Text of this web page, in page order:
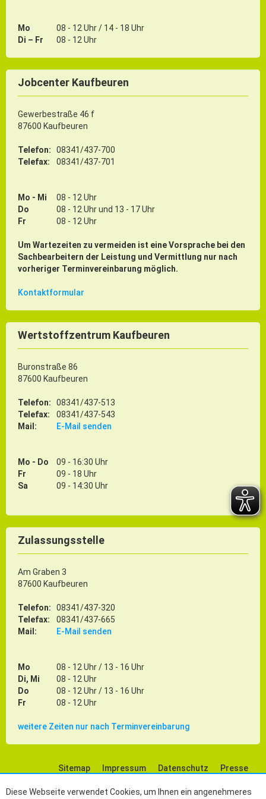
Mo
08 - 12 Uhr / 14 - 18 Uhr
Di – Fr
08 - 12 Uhr
Jobcenter Kaufbeuren
Gewerbestraße 46 f
87600 Kaufbeuren
Telefon:
08341/437-700
Telefax:
08341/437-701
Mo - Mi
08 - 12 Uhr
Do
08 - 12 Uhr und 13 - 17 Uhr
Fr
08 - 12 Uhr
Um Wartezeiten zu vermeiden ist eine Vorsprache bei den
Sachbearbeitern der Leistung und Vermittlung nur nach
vorheriger Terminvereinbarung möglich.
Kontaktformular
Wertstoffzentrum Kaufbeuren
Buronstraße 86
87600 Kaufbeuren
Telefon:
08341/437-513
Telefax:
08341/437-543
Mail:
E-Mail senden
Mo - Do
09 - 16:30 Uhr
Fr
09 - 18 Uhr
Sa
09 - 14:30 Uhr
Zulassungsstelle
Am Graben 3
87600 Kaufbeuren
Telefon:
08341/437-320
Telefax:
08341/437-665
Mail:
E-Mail senden
Mo
08 - 12 Uhr / 13 - 16 Uhr
Di, Mi
08 - 12 Uhr
Do
08 - 12 Uhr / 13 - 16 Uhr
Fr
08 - 12 Uhr
weitere Zeiten nur nach Terminvereinbarung
Sitemap Impressum Datenschutz
Presse
Diese Webseite verwendet Cookies, um Ihnen ein angenehmeres